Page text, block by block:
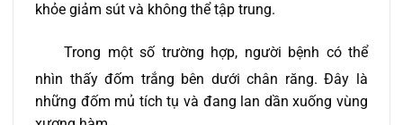
khỏe giảm sút và không thể tập trung.
Trong một số trường hợp, người bệnh có thể
nhìn thấy đốm trắng bên dưới chân răng. Đây là
những đốm mủ tích tụ và đang lan dần xuống vùng